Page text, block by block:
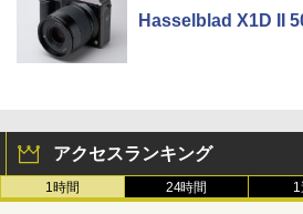
Hasselblad X1D II
アクセスランキング
1時間 24時間